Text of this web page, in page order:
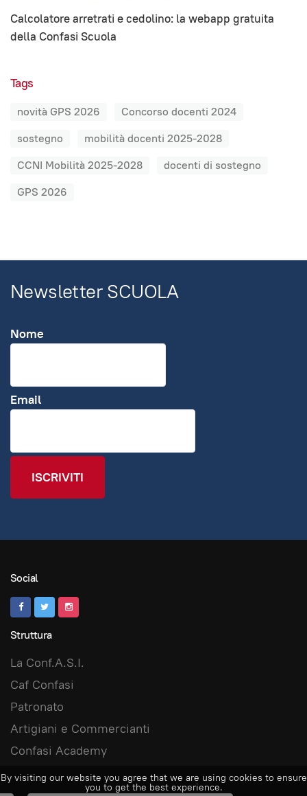
Calcolatore arretrati e cedolino: la webapp gratuita
della Confasi Scuola
Tags
novità GPS 2026
Concorso docenti 2024
sostegno
mobilità docenti 2025-2028
CCNI Mobilità 2025-2028
docenti di sostegno
GPS 2026
Newsletter SCUOLA
Nome
Email
Social
Struttura
La Conf.A.S.I.
Caf Confasi
Patronato
Artigiani e Commercianti
Confasi Academy
By visiting our website you agree that we are using cookies to ensure
you to get the best experience.